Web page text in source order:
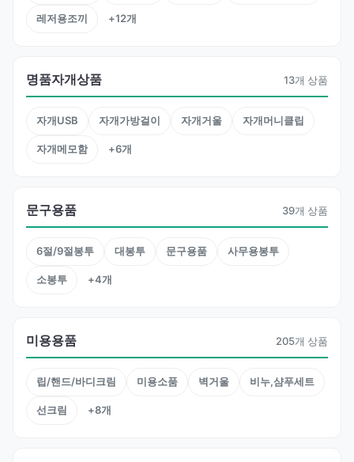
레저용조끼 +12개
명품자개상품 13개 상품
자개USB 자개가방걸이 자개거울 자개머니클립
자개메모함 +6개
문구용품 39개 상품
6절/9절봉투 대봉투 문구용품 사무용봉투
소봉투 +4개
미용용품 205개 상품
립/핸드/바디크림 미용소품 벽거울 비누,샴푸세트
선크림 +8개